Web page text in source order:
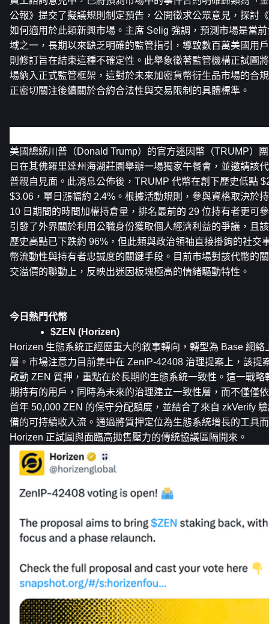
公報》提交了擬議規則制定預告，公開徵求公眾意見，探討
如何適用於此類新興市場。主席 Selig 強調，預測市場是當
域之一，長期以來缺乏明確的監管指引，導致數百萬美國用
則修訂旨在結束這種不確定性。此舉象徵著監管機構正試圖
場納入正式監管框架，這對於未來加密貨幣衍生品市場的合
正密切關注後續關於合約合法性與交易限制的具體標準。
美國總統川普（Donald Trump）的官方迷因幣（TRUMP）
日在其佛羅里達州海湖莊園舉辦一場獨家午餐會，並邀請該
普親自見面。此消息公佈後，TRUMP 代幣在創下歷史低點
$3.06，單日漲幅約 2.4%。根據活動規則，參與資格取決於
10 日期間的時間加權持倉量，排名最前的 29 位持有者更可
引發了外界關於利用公職身份獲取個人經濟利益的爭議，且
歷史高點已下跌約 96%，但此類與政治領袖直接掛鉤的社交
幣流動性與持有者忠誠度的關鍵手段。目前市場對該代幣的
交溢價的聯動上，反映出迷因板塊極高的情緒驅動特性。
今日熱門代幣
$ZEN (Horizen)
Horizen 生態系統正經歷重大的敘事轉向，轉型為 Base 網絡
層。市場注意力目前集中在 ZenIP-42408 治理提案上，該提
啟動 ZEN 質押，重點在於長期的生態系統一致性。這一戰
期持有的用戶，同時為未來的治理建立一致性層，而不僅僅
首年 50,000 ZEN 的保守分配額度，並結合了來自 zkVerify
備的可持續收入流。通過將質押定位為生態系統增長的工具
Horizen 正試圖與面臨高拋售壓力的傳統協議區隔開來。